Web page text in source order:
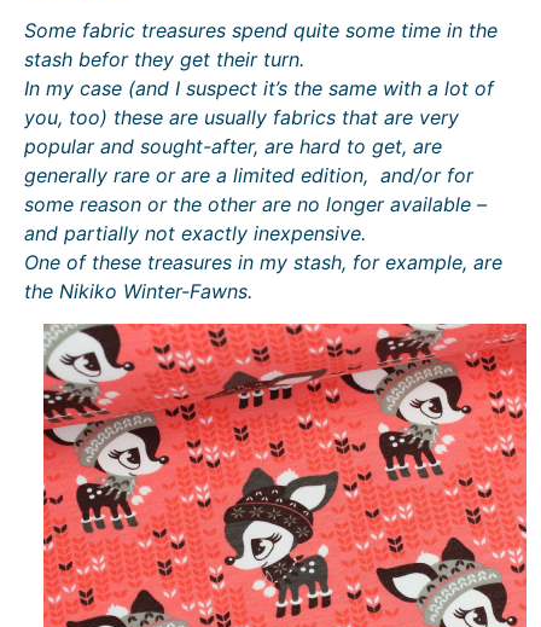
Some fabric treasures spend quite some time in the
stash befor they get their turn.
In my case (and I suspect it’s the same with a lot of
you, too) these are usually fabrics that are very
popular and sought-after, are hard to get, are
generally rare or are a limited edition, and/or for
some reason or the other are no longer available –
and partially not exactly inexpensive.
One of these treasures in my stash, for example, are
the Nikiko Winter-Fawns.